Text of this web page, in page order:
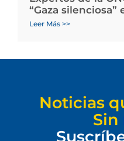
“Gaza silenciosa”
Leer Más >>
Noticias
Sin